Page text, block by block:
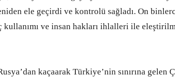
ele geçirdi ve kontrolü sağladı. On
kullanımı ve insan hakları ihlalleri ile
kaçaarak Türkiye’nin sınırına gelen